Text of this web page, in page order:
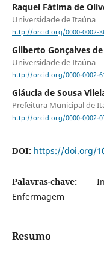
Raquel Fátima de
Universidade de Itaúna
http://orcid.org/0000-0002-
Gilberto Gonçalves
Universidade de Itaúna
http://orcid.org/0000-0002-
Gláucia de Sousa
Prefeitura Municipal de
http://orcid.org/0000-0002-
DOI: https://doi.org/
Palavras-chave:
Enfermagem
Resumo